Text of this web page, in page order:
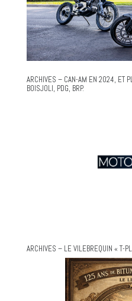
ARCHIVES – CAN-AM EN 2024, ET
BOISJOLI, PDG, BRP.
ARCHIVES – LE VILEBREQUIN « T-